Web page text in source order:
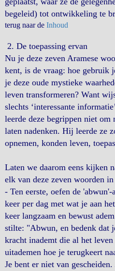
begeleid) tot ontwikkeling te
terug naar de Inhoud
2. De toepassing ervan
Nu je deze zeven Aramese
kent, is de vraag: hoe gebruik
je deze oude mystieke
leven transformeren? Want
slechts ‘interessante
leerde deze begrippen niet om
laten nadenken. Hij leerde ze
opnemen, konden leven,
Laten we daarom eens kijken
elk van deze zeven woorden
- Ten eerste, oefen de
keer per dag met wat je aan
keer langzaam en bewust
stilte: "Abwun, en bedenk dat
kracht inademt die al het
uitademen hoe je terugkeert
Je bent er niet van